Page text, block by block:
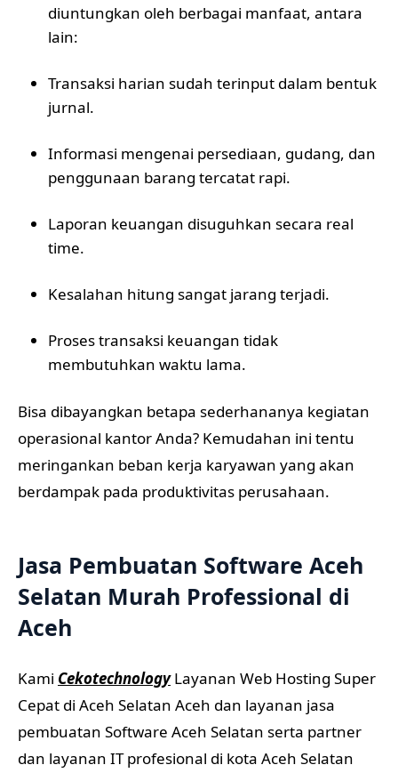
diuntungkan oleh berbagai manfaat, antara
lain:
Transaksi harian sudah terinput dalam bentuk
jurnal.
Informasi mengenai persediaan, gudang, dan
penggunaan barang tercatat rapi.
Laporan keuangan disuguhkan secara real
time.
Kesalahan hitung sangat jarang terjadi.
Proses transaksi keuangan tidak
membutuhkan waktu lama.
Bisa dibayangkan betapa sederhananya kegiatan
operasional kantor Anda? Kemudahan ini tentu
meringankan beban kerja karyawan yang akan
berdampak pada produktivitas perusahaan.
Jasa Pembuatan Software Aceh
Selatan Murah Professional di
Aceh
Kami CekotechnologyLayanan Web Hosting Super
Cepat di Aceh Selatan Aceh dan layanan jasa
pembuatan Software Aceh Selatan serta partner
dan layanan IT profesional di kota Aceh Selatan